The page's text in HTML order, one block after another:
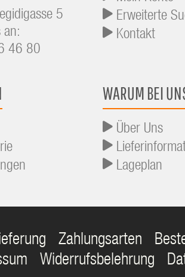
5
an:
46 80
Erweiterte
Kontakt
WARUM BEI
Über Uns
Lageplan
Zahlungsarten
Widerrufsbelehrung